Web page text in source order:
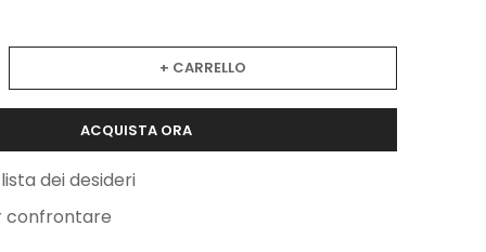
+ CARRELLO
ACQUISTA ORA
dei desideri
confrontare